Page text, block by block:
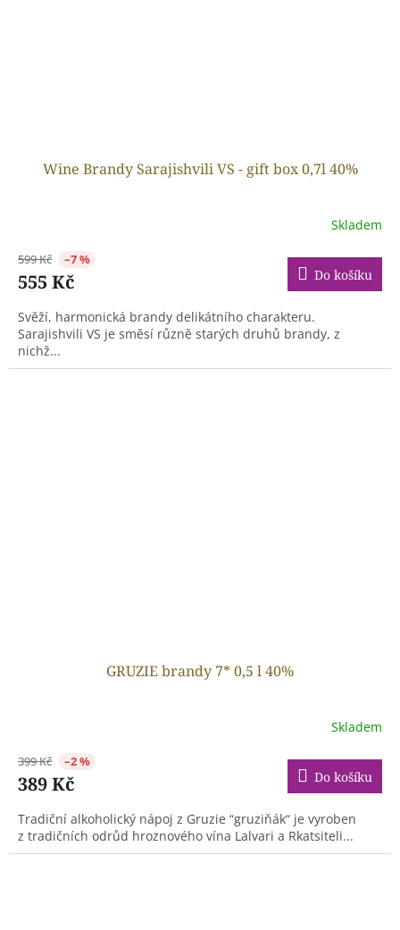
Wine Brandy Sarajishvili VS - gift box 0,7l 40%
Skladem
599 Kč –7 %
555 Kč Do košíku
Svěží, harmonická brandy delikátního charakteru.
Sarajishvili VS je směsí různě starých druhů brandy, z
nichž...
GRUZIE brandy 7* 0,5 l 40%
Skladem
399 Kč –2 %
389 Kč Do košíku
Tradiční alkoholický nápoj z Gruzie “gruziňák“ je vyroben
z tradičních odrůd hroznového vína Lalvari a Rkatsiteli...